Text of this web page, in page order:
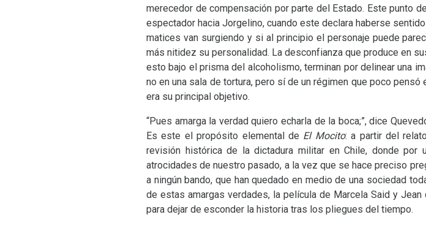
merecedor de compensación por parte del Estado. Este punto
espectador hacia Jorgelino, cuando este declara haberse
matices van surgiendo y si al principio el personaje puede
más nitidez su personalidad. La desconfianza que produce en
esto bajo el prisma del alcoholismo, terminan por delinear una
no en una sala de tortura, pero sí de un régimen que poco
era su principal objetivo.
“Pues amarga la verdad quiero echarla de la boca;”, dice
Es este el propósito elemental de El Mocito: a partir del
revisión histórica de la dictadura militar en Chile, donde
atrocidades de nuestro pasado, a la vez que se hace preciso
a ningún bando, que han quedado en medio de una sociedad
de estas amargas verdades, la película de Marcela Said y
para dejar de esconder la historia tras los pliegues del tiempo.